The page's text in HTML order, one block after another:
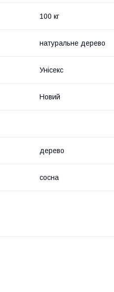
100 кг
натуральне дерево
Унісекс
Новий
дерево
сосна